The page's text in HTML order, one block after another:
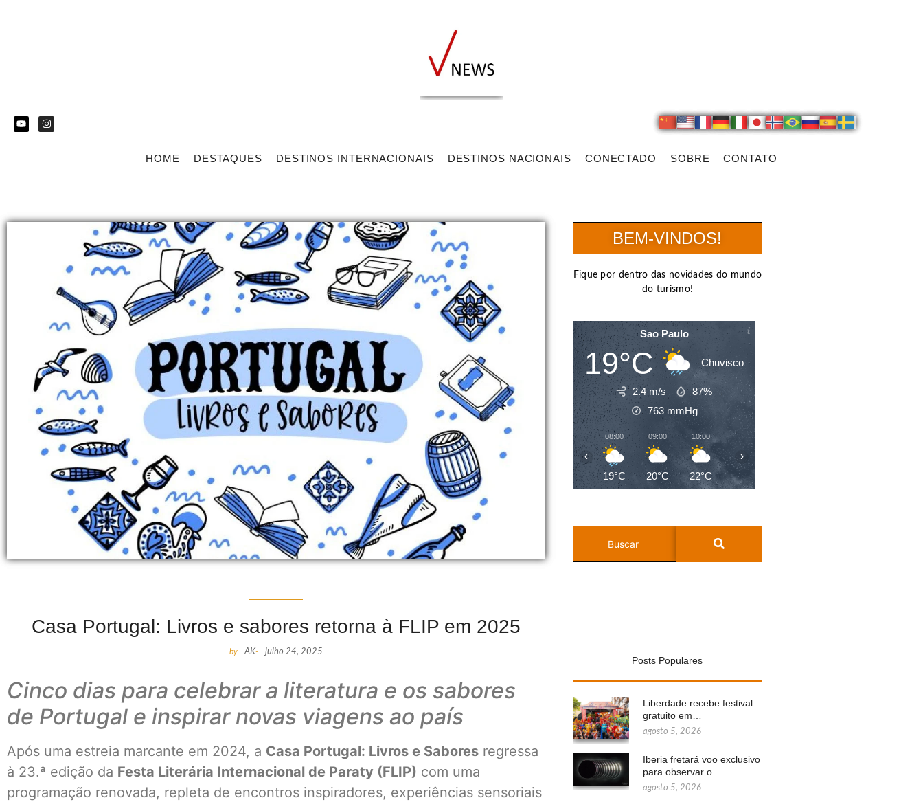
HOME DESTAQUES DESTINOS INTERNACIONAIS DESTINOS NACIONAIS CONECTADO SOBRE CONTATO
Casa Portugal: Livros e sabores retorna à FLIP em 2025
by AK- julho 24, 2025
Cinco dias para celebrar a literatura e os sabores
de Portugal e inspirar novas viagens ao país
Após uma estreia marcante em 2024, a Casa Portugal: Livros e Sabores regressa
à 23.ª edição da Festa Literária Internacional de Paraty (FLIP) com uma
programação renovada, repleta de encontros inspiradores, experiências sensoriais
BEM-VINDOS!
Fique por dentro das novidades do mundo
do turismo!
Sao Paulo
19°C Chuvisco
2.4 m/s
87%
763 mmHg
08:00
19°C
09:00
20°C
10:00
22°C
11:00
23°C
‹ ›
Posts Populares
Liberdade recebe festival
gratuito em…
agosto 5, 2026
Iberia fretará voo exclusivo
para observar o…
agosto 5, 2026